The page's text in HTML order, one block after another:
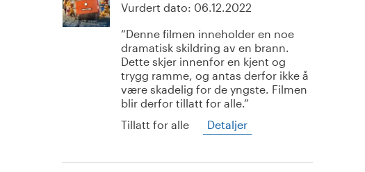
Vurdert dato: 06.12.2022
Denne filmen inneholder en noe
dramatisk skildring av en brann.
Dette skjer innenfor en kjent og
trygg ramme, og antas derfor ikke å
være skadelig for de yngste. Filmen
blir derfor tillatt for alle.
Tillatt for alle
Detaljer